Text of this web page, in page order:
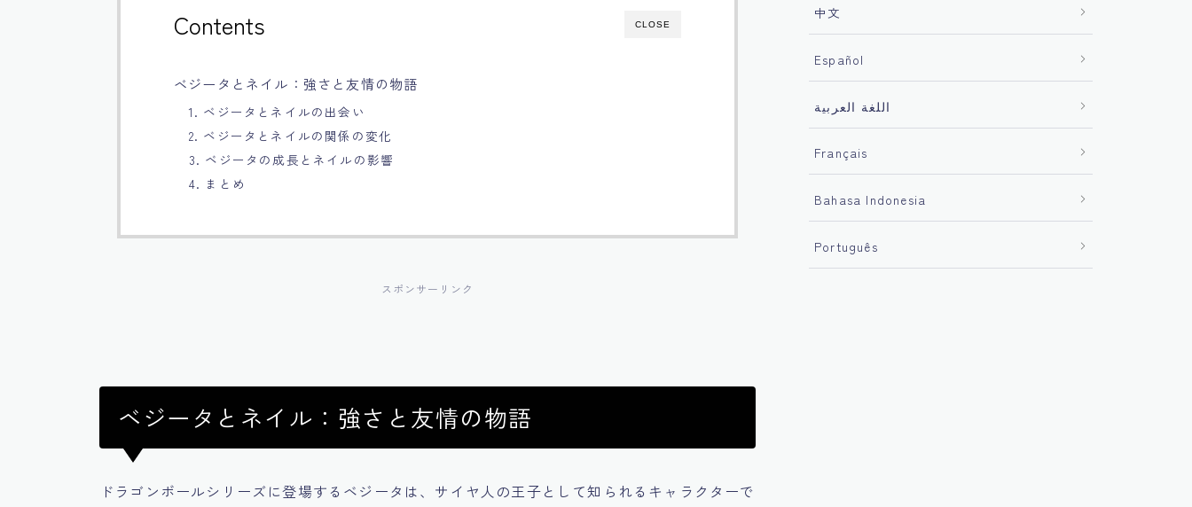
CLOSE
Contents
ベジータとネイル：強さと友情の物語
1. ベジータとネイルの出会い
2. ベジータとネイルの関係の変化
3. ベジータの成長とネイルの影響
4. まとめ
スポンサーリンク
ベジータとネイル：強さと友情の物語
ドラゴンボールシリーズに登場するベジータは、サイヤ人の王子として知られるキャラクターで
中文
Español
اللغة العربية
Français
Bahasa Indonesia
Português